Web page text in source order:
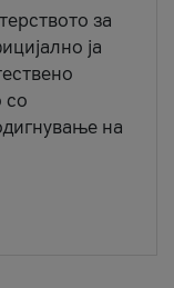
за
ја
со
на